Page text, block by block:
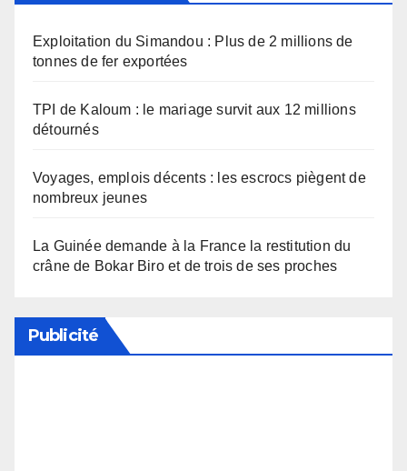
Exploitation du Simandou : Plus de 2 millions de
tonnes de fer exportées
TPI de Kaloum : le mariage survit aux 12 millions
détournés
Voyages, emplois décents : les escrocs piègent de
nombreux jeunes
La Guinée demande à la France la restitution du
crâne de Bokar Biro et de trois de ses proches
Publicité